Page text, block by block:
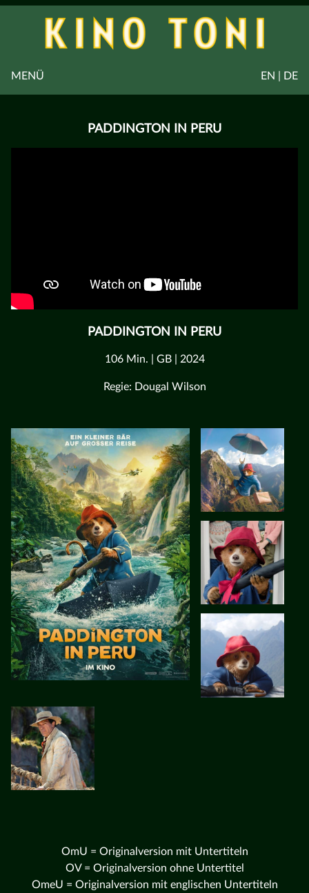
EN | DE
MENÜ
PADDINGTON IN PERU
PADDINGTON IN PERU
106 Min. | GB | 2024
Regie: Dougal Wilson
OmU = Originalversion mit Untertiteln
OV = Originalversion ohne Untertitel
OmeU = Originalversion mit englischen Untertiteln